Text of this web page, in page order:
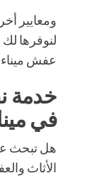
ومعايير
لنوفرها
عفش ميناء
خدمة
في
هل تبحث
الأثاث